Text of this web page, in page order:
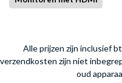
Alle prijzen zijn inclusief
verzendkosten zijn niet
oud